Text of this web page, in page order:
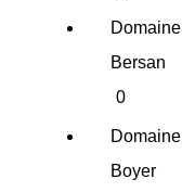
Domaine
Bersan
0
Domaine
Boyer